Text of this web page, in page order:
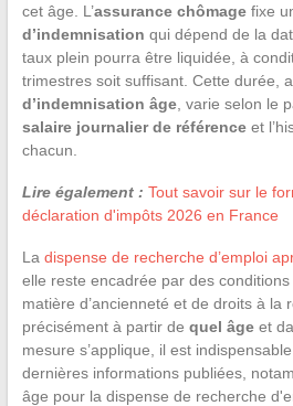
cet âge. L’assurance chômagefixe
d’indemnisation qui dépend de la
taux plein pourra être liquidée, à
trimestres soit suffisant. Cette durée,
d’indemnisation âge, varie selon le
salaire journalier de référenceet
chacun.
Lire également : Tout savoir sur le
déclaration d'impôts 2026 en France
La dispense de recherche d’emploi
elle reste encadrée par des
matière d’ancienneté et de droits à la
précisément à partir de quel âgeet
mesure s’applique, il est
dernières informations publiées,
âge pour la dispense de recherche